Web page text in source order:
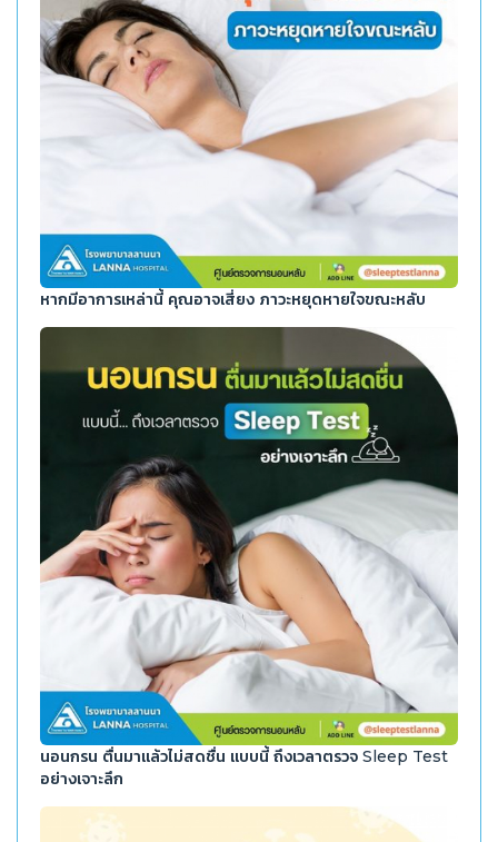
หากมีอาการเหล่านี้ คุณอาจเสี่ยง ภาวะหยุดหายใจขณะหลับ
นอนกรน ตื่นมาแล้วไม่สดชื่น แบบนี้ ถึงเวลาตรวจ Sleep Test
อย่างเจาะลึก